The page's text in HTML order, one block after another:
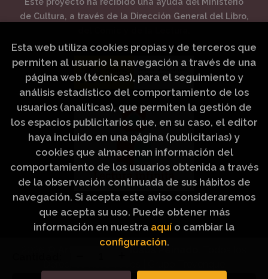
de Cultura, a través de la Dirección General del Libro,
Artículos Religiosos Peinado
Esta web utiliza cookies propias y de terceros que
permiten al usuario la navegación a través de una
página web (técnicas), para el seguimiento y
análisis estadístico del comportamiento de los
usuarios (analíticas), que permiten la gestión de
los espacios publicitarios que, en su caso, el editor
haya incluido en una página (publicitarias) y
cookies que almacenan información del
comportamiento de los usuarios obtenida a través
de la observación continuada de sus hábitos de
navegación. Si acepta este aviso consideraremos
que acepta su uso. Puede obtener más
información en nuestra aquí o cambiar la
configuración.